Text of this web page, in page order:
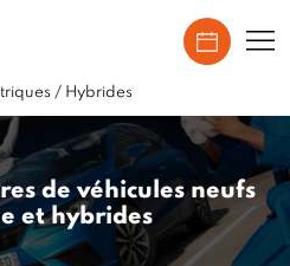
/ Hybrides
de véhicules neufs
et hybrides